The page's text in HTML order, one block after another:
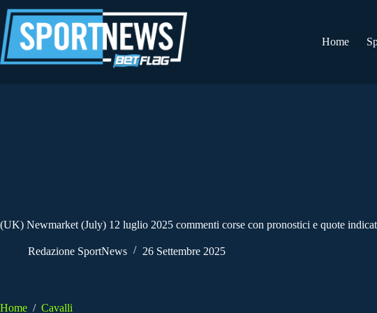
al
contenuto
Home
(UK) Newmarket (July) 12 luglio 2025 commenti corse con pronostici e quote
Redazione SportNews 26 Settembre 2025
Home / Cavalli